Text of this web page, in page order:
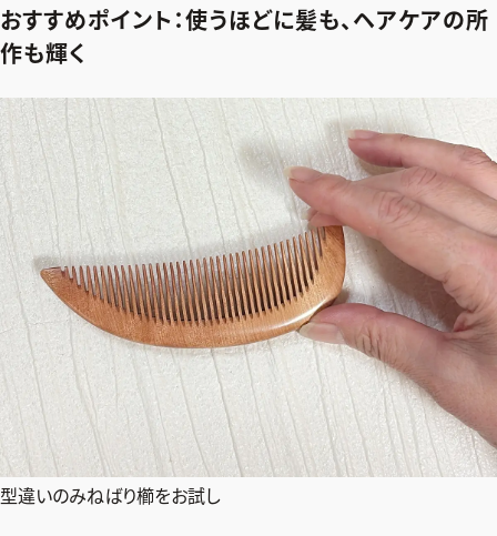
おすすめポイント：使うほどに髪も、ヘアケアの所
作も輝く
型違いのみねばり櫛をお試し